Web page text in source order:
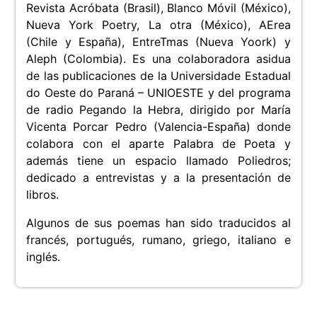
Revista Acróbata (Brasil), Blanco Móvil (México),
Nueva York Poetry, La otra (México), AErea
(Chile y España), EntreTmas (Nueva Yoork) y
Aleph (Colombia). Es una colaboradora asidua
de las publicaciones de la Universidade Estadual
do Oeste do Paraná – UNIOESTE y del programa
de radio Pegando la Hebra, dirigido por María
Vicenta Porcar Pedro (Valencia-España) donde
colabora con el aparte Palabra de Poeta y
además tiene un espacio llamado Poliedros;
dedicado a entrevistas y a la presentación de
libros.
Algunos de sus poemas han sido traducidos al
francés, portugués, rumano, griego, italiano e
inglés.